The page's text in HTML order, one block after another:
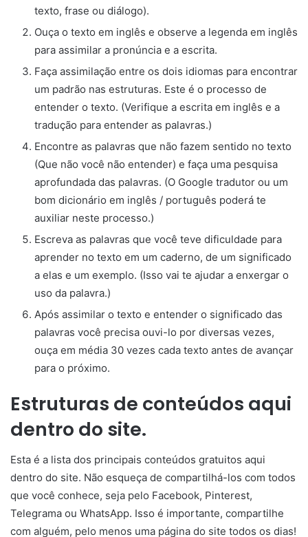
texto, frase ou diálogo).
Ouça o texto em inglês e observe a legenda em inglês
para assimilar a pronúncia e a escrita.
Faça assimilação entre os dois idiomas para encontrar
um padrão nas estruturas. Este é o processo de
entender o texto. (Verifique a escrita em inglês e a
tradução para entender as palavras.)
Encontre as palavras que não fazem sentido no texto
(Que não você não entender) e faça uma pesquisa
aprofundada das palavras. (O Google tradutor ou um
bom dicionário em inglês / português poderá te
auxiliar neste processo.)
Escreva as palavras que você teve dificuldade para
aprender no texto em um caderno, de um significado
a elas e um exemplo. (Isso vai te ajudar a enxergar o
uso da palavra.)
Após assimilar o texto e entender o significado das
palavras você precisa ouvi-lo por diversas vezes,
ouça em média 30 vezes cada texto antes de avançar
para o próximo.
Estruturas de conteúdos aqui
dentro do site.
Esta é a lista dos principais conteúdos gratuitos aqui
dentro do site. Não esqueça de compartilhá-los com todos
que você conhece, seja pelo Facebook, Pinterest,
Telegrama ou WhatsApp. Isso é importante, compartilhe
com alguém, pelo menos uma página do site todos os dias!